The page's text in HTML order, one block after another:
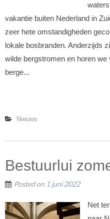
vakantie buiten Nederland in
zeer hete omstandigheden
lokale bosbranden. Anderzijds
wilde bergstromen en horen
berge...
Nieuws
Bestuurlui
Posted on 1 juni 2022
Net